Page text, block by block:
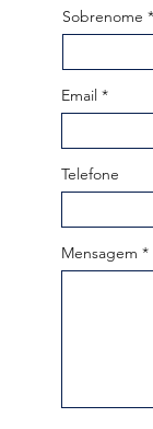
Sobrenome
Email
Telefone
Mensagem